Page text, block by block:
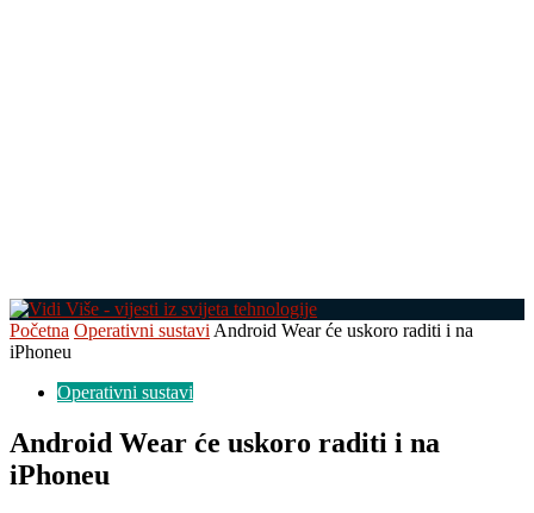
Početna Operativni sustavi Android Wear će uskoro raditi i na
iPhoneu
Operativni sustavi
Android Wear će uskoro raditi i na
iPhoneu